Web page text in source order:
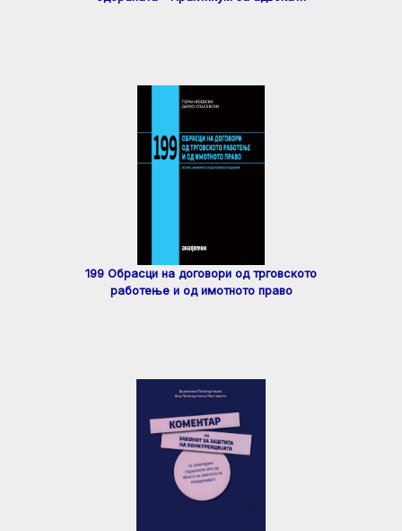
199 Обрасци на договори од трговското
работење и од имотното право